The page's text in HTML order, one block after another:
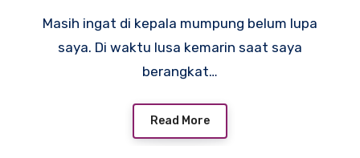
Masih ingat di kepala mumpung belum lupa
saya. Di waktu lusa kemarin saat saya
berangkat…
Read More